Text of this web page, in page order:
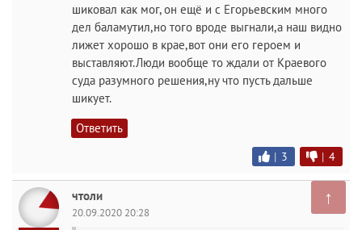
шиковал как мог, он ещё и с Егорьевским много
дел баламутил,но того вроде выгнали,а наш видно
лижет хорошо в крае,вот они его героем и
выставляют.Люди вообще то ждали от Краевого
суда разумного решения,ну что пусть дальше
шикует.
Ответить
| 3 | 4
чтоли
20.09.2020 20:28
↑